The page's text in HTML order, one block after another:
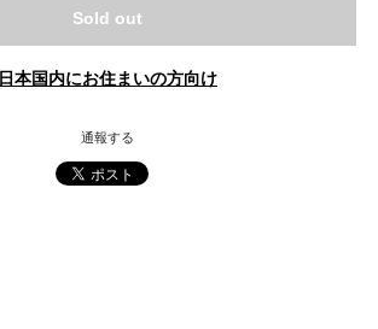
Sold out
日本国内にお住まいの方向け
通報する